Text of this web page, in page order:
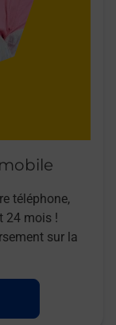
téléphone,
24 mois !
sur la